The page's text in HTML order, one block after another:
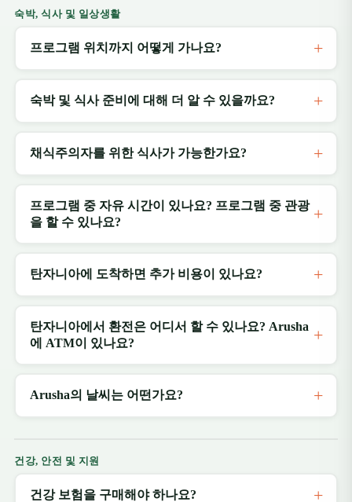
숙박, 식사 및 일상생활
프로그램 위치까지 어떻게 가나요?
숙박 및 식사 준비에 대해 더 알 수 있을까요?
채식주의자를 위한 식사가 가능한가요?
프로그램 중 자유 시간이 있나요? 프로그램 중 관광
을 할 수 있나요?
탄자니아에 도착하면 추가 비용이 있나요?
탄자니아에서 환전은 어디서 할 수 있나요? Arusha
에 ATM이 있나요?
Arusha의 날씨는 어떤가요?
건강, 안전 및 지원
건강 보험을 구매해야 하나요?